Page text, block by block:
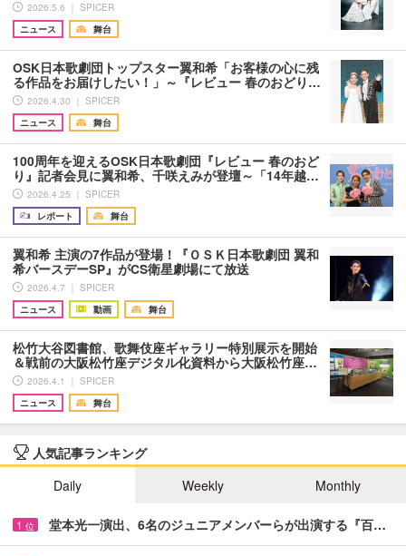
2026.5.6 ｜ SPICER
ニュース
舞台
OSK日本歌劇団トップスター翼和希「お客様の心に残
る作品をお届けしたい！」～『レビュー 春のおどり…
2026.4.30 ｜ SPICER
ニュース
舞台
100周年を迎えるOSK日本歌劇団『レビュー 春のおど
り』記者会見に翼和希、千咲えみが登壇～「14年越…
2026.4.25 ｜ SPICER
レポート
舞台
翼和希 主演の7作品が登場！『ＯＳＫ日本歌劇団 翼和
希バースデーSP』がCS衛星劇場にて放送
2026.4.7 ｜ SPICER
ニュース
動画 舞台
松竹大谷図書館、歌舞伎座ギャラリー特別展示を開始
＆戦前の大阪松竹座デジタル化資料から大阪松竹座…
2026.4.1 ｜ SPICER
ニュース
舞台
人気記事ランキング
Daily
Weekly Monthly
1 位 堂本光一演出、6名のジュニアメンバーらが出演する『百…